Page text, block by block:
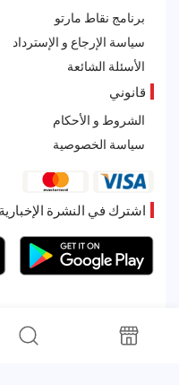
برنامج نقاط مارتو
سياسة الإرجاع و الإسترداد
الأسئلة الشائعة
قانوني
الشروط و الأحكام
سياسة الخصوصية
اشترك في النشرة
by Martoo © 2026